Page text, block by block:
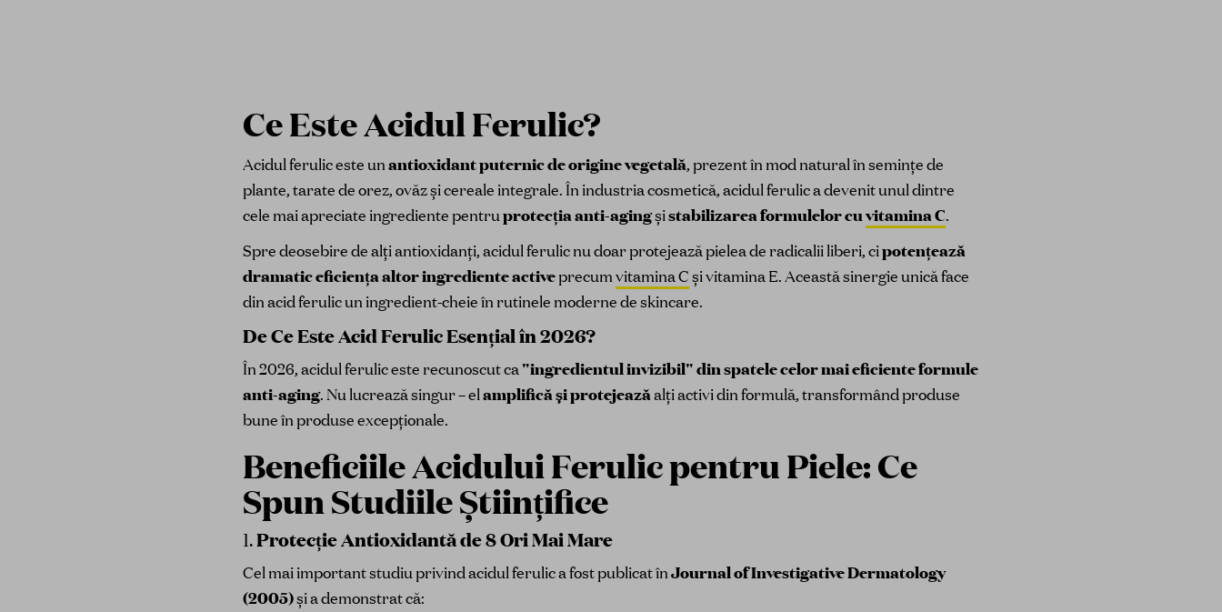
Ce Este Acidul Ferulic?
Acidul ferulic este unantioxidant puternic de origine vegetală, prezent în mod natural în semințe de
plante, tarate de orez, ovăz și cereale integrale. În industria cosmetică, acidul ferulic a devenit unul dintre
cele mai apreciate ingrediente pentruprotecția anti-agingșistabilizarea formulelor cuvitamina C.
Spre deosebire de alți antioxidanți, acidul ferulic nu doar protejează pielea de radicalii liberi, cipotențează
dramatic eficiența altor ingrediente activeprecumvitamina Cși vitamina E. Această sinergie unică face
din acid ferulic un ingredient-cheie în rutinele moderne de skincare.
De Ce Este Acid Ferulic Esențial în 2026?
În 2026, acidul ferulic este recunoscut ca"ingredientul invizibil" din spatele celor mai eficiente formule
anti-aging. Nu lucrează singur – elamplifică și protejeazăalți activi din formulă, transformând produse
bune în produse excepționale.
Beneficiile Acidului Ferulic pentru Piele: Ce
Spun Studiile Științifice
1.Protecție Antioxidantă de 8 Ori Mai Mare
Cel mai important studiu privind acidul ferulic a fost publicat înJournal of Investigative Dermatology
(2005)și a demonstrat că: